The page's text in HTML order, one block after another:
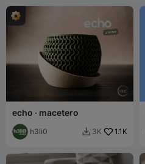
echo · macetero
h3li0  3K 1.1K